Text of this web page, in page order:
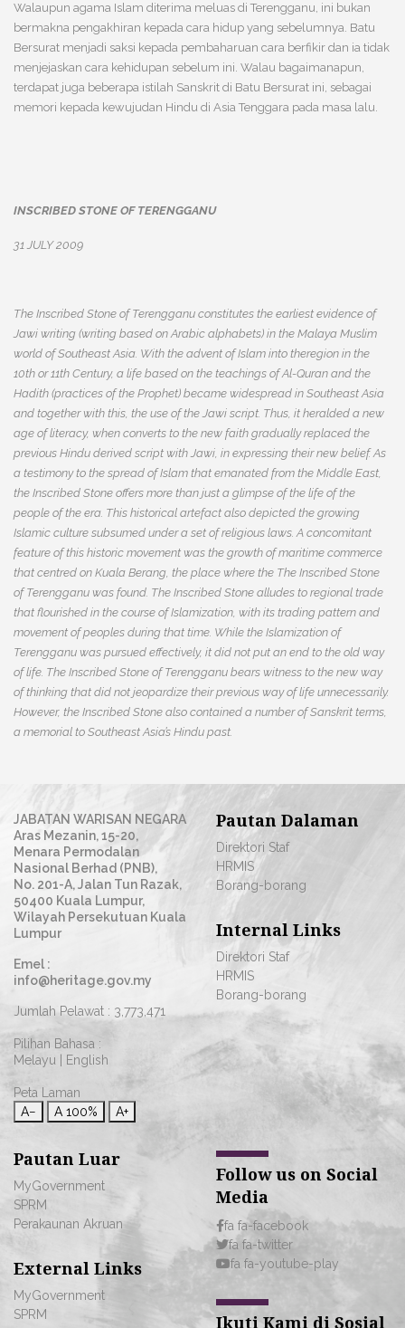
Walaupun agama Islam diterima meluas di Terengganu, ini bukan
bermakna pengakhiran kepada cara hidup yang sebelumnya. Batu
Bersurat menjadi saksi kepada pembaharuan cara berfikir dan ia tidak
menjejaskan cara kehidupan sebelum ini. Walau bagaimanapun,
terdapat juga beberapa istilah Sanskrit di Batu Bersurat ini, sebagai
memori kepada kewujudan Hindu di Asia Tenggara pada masa lalu.
INSCRIBED STONE OF TERENGGANU
31 JULY 2009
The Inscribed Stone of Terengganu constitutes the earliest evidence of
Jawi writing (writing based on Arabic alphabets) in the Malaya Muslim
world of Southeast Asia. With the advent of Islam into theregion in the
10th or 11th Century, a life based on the teachings of Al-Quran and the
Hadith (practices of the Prophet) became widespread in Southeast Asia
and together with this, the use of the Jawi script. Thus, it heralded a new
age of literacy, when converts to the new faith gradually replaced the
previous Hindu derived script with Jawi, in expressing their new belief. As
a testimony to the spread of Islam that emanated from the Middle East,
the Inscribed Stone offers more than just a glimpse of the life of the
people of the era. This historical artefact also depicted the growing
Islamic culture subsumed under a set of religious laws. A concomitant
feature of this historic movement was the growth of maritime commerce
that centred on Kuala Berang, the place where the The Inscribed Stone
of Terengganu was found. The Inscribed Stone alludes to regional trade
that flourished in the course of Islamization, with its trading pattern and
movement of peoples during that time. While the Islamization of
Terengganu was pursued effectively, it did not put an end to the old way
of life. The Inscribed Stone of Terengganu bears witness to the new way
of thinking that did not jeopardize their previous way of life unnecessarily.
However, the Inscribed Stone also contained a number of Sanskrit terms,
a memorial to Southeast Asia’s Hindu past.
JABATAN WARISAN NEGARA
Aras Mezanin, 15-20,
Menara Permodalan
Nasional Berhad (PNB),
No. 201-A, Jalan Tun Razak,
50400 Kuala Lumpur,
Wilayah Persekutuan Kuala
Lumpur
Emel :
info@heritage.gov.my
Jumlah Pelawat : 3,773,471
Pilihan Bahasa :
Melayu
English
Peta Laman
A−
A 100% A+
Pautan Dalaman
Direktori Staf
HRMIS
Borang-borang
Internal Links
Direktori Staf
HRMIS
Borang-borang
Pautan Luar
MyGovernment
SPRM
Perakaunan Akruan
External Links
MyGovernment
SPRM
Follow us on Social
Media
fa fa-facebook
fa fa-twitter
fa fa-youtube-play
Ikuti Kami di Sosial